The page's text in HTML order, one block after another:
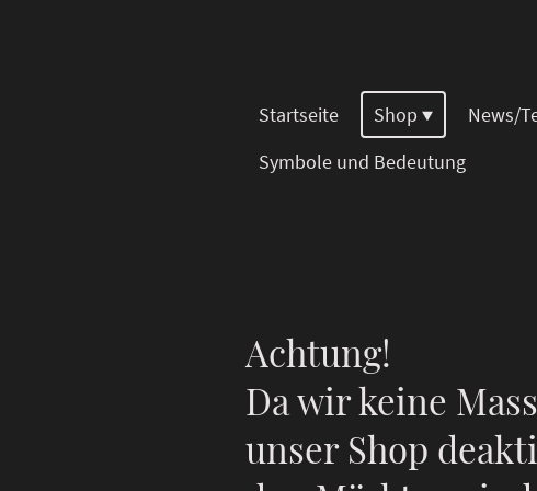
Startseite Shop News/
Symbole und Bedeutung
Achtung!
Da wir keine
unser Shop